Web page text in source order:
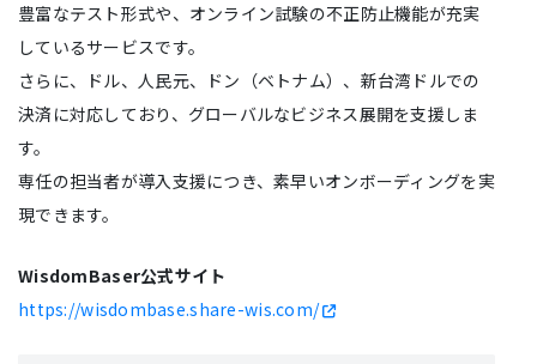
豊富なテスト形式や、オンライン試験の不正防止機能が充実
しているサービスです。
さらに、ドル、人民元、ドン（ベトナム）、新台湾ドルでの
決済に対応しており、グローバルなビジネス展開を支援しま
す。
専任の担当者が導入支援につき、素早いオンボーディングを実
現できます。
WisdomBaser公式サイト
https://wisdombase.share-wis.com/